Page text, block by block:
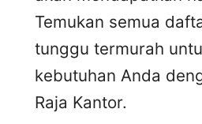
Temukan semua
tunggu termurah
kebutuhan Anda
Raja Kantor.